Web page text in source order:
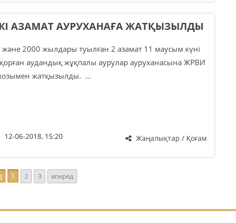
АЗАМАТ АУРУХАНАҒА ЖАТҚЫЗЫЛДЫ
және 2000 жылдары туылған 2 азамат 11 маусым күні
аудандық жұқпалы аурулар ауруханасына ЖРВИ
жатқызылды. ...
Жаңалықтар / Қоғам
12-06-2018, 15:20
1 2 3 вперед